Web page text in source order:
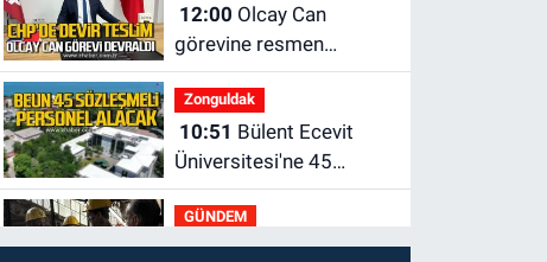
kareler ortaya çıktı.
12:00
görevine resmen
başladı.
Zonguldak
10:51
Üniversitesi'ne 45
sözleşmeli personel
alınacak.
GÜNDEM
10:00Dışarıdakiler: Bir